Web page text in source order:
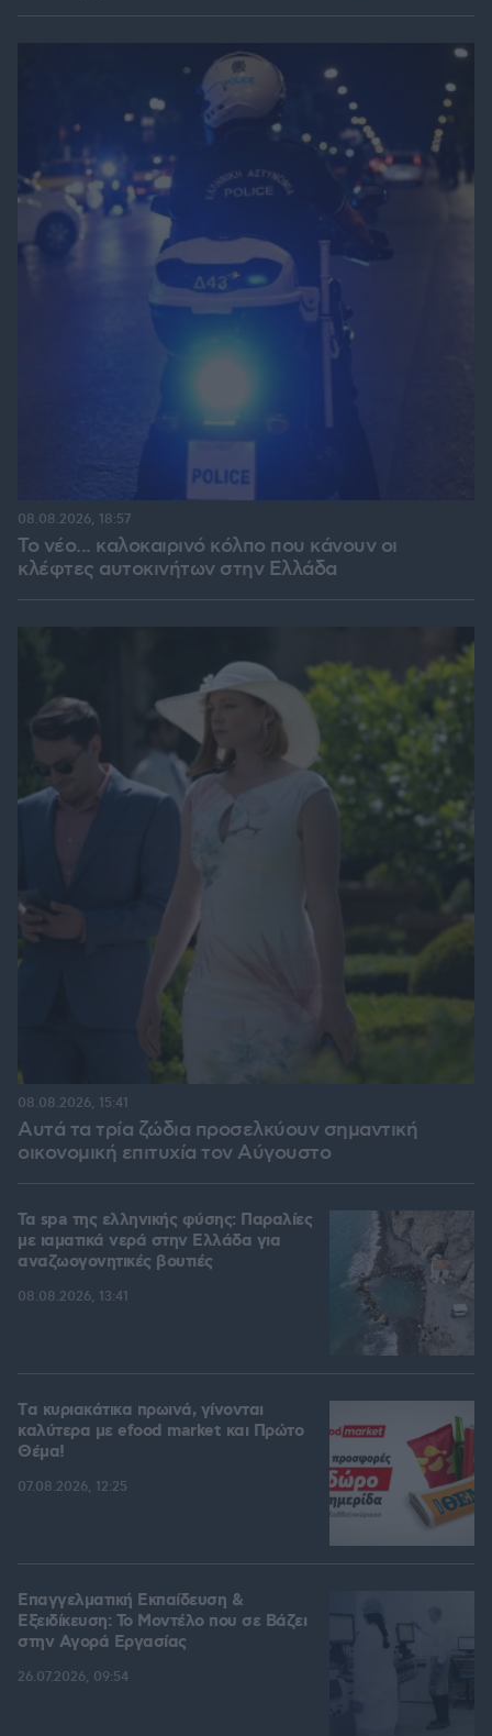
Το νέο... καλοκαιρινό κόλπο που κάνουν οι
κλέφτες αυτοκινήτων στην Ελλάδα
08.08.2026, 18:57
Αυτά τα τρία ζώδια προσελκύουν σημαντική
οικονομική επιτυχία τον Αύγουστο
08.08.2026, 15:41
Τα spa της ελληνικής φύσης: Παραλίες
με ιαματικά νερά στην Ελλάδα για
αναζωογονητικές βουτιές
08.08.2026, 13:41
Tα κυριακάτικα πρωινά, γίνονται
καλύτερα με efood market και Πρώτο
Θέμα!
07.08.2026, 12:25
Επαγγελματική Εκπαίδευση &
Εξειδίκευση: Το Mοντέλο που σε Bάζει
στην Aγορά Eργασίας
26.07.2026, 09:54